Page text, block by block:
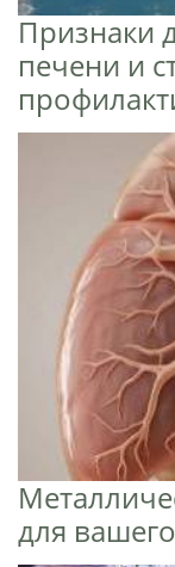
Признаки
печени и
для